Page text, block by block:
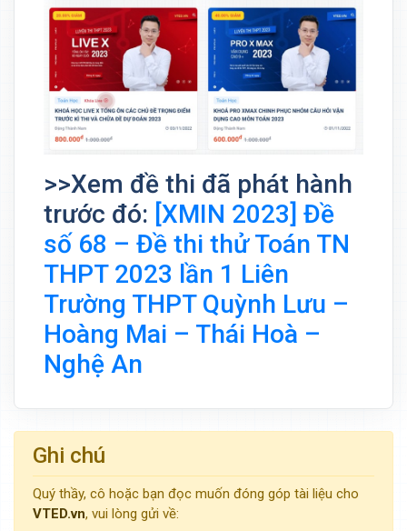
>>Xem đề thi đã phát hành
trước đó: [XMIN 2023] Đề
số 68 – Đề thi thử Toán TN
THPT 2023 lần 1 Liên
Trường THPT Quỳnh Lưu –
Hoàng Mai – Thái Hoà –
Nghệ An
Ghi chú
Quý thầy, cô hoặc bạn đọc muốn đóng góp tài liệu cho
VTED.vn, vui lòng gửi về: